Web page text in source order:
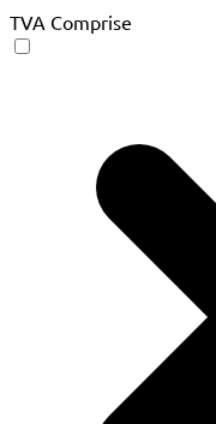
TVA Comprise